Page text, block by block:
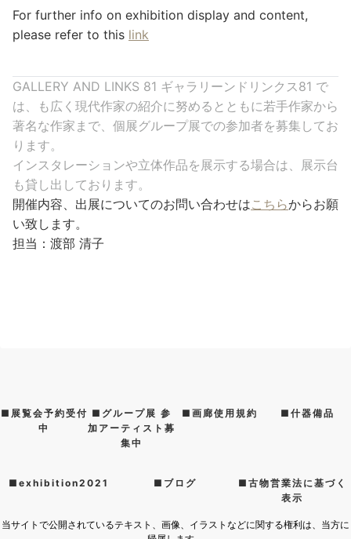
For further info on exhibition display and content,
please refer to this link
GALLERY AND LINKS 81 ギャラリーンドリンクス81 で
は、も広く現代作家の紹介に努めるとともに若手作家から
著名な作家まで、個展グループ展での参加者を募集してお
ります。
インスタレーションや立体作品を展示する場合は、展示台
も貸し出しております。
開催内容、出展についてのお問い合わせはこちらからお願
い致します。
担当：渡部 清子
■展覧会予約受付
中
■グループ展 参
加アーティスト募
集中
■画廊使用規約 ■什器備品
■exhibition2021 ■ブログ
■古物営業法に基づく
表示
当サイトで公開されているテキスト、画像、イラストなどに関する権利は、当方に